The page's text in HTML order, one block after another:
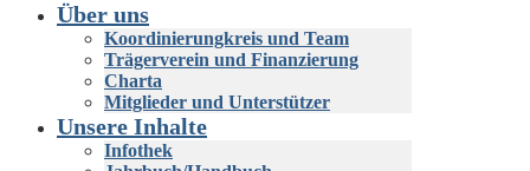
Über uns
Koordinierungkreis und Team
Trägerverein und Finanzierung
Charta
Mitglieder und Unterstützer
Unsere Inhalte
Infothek